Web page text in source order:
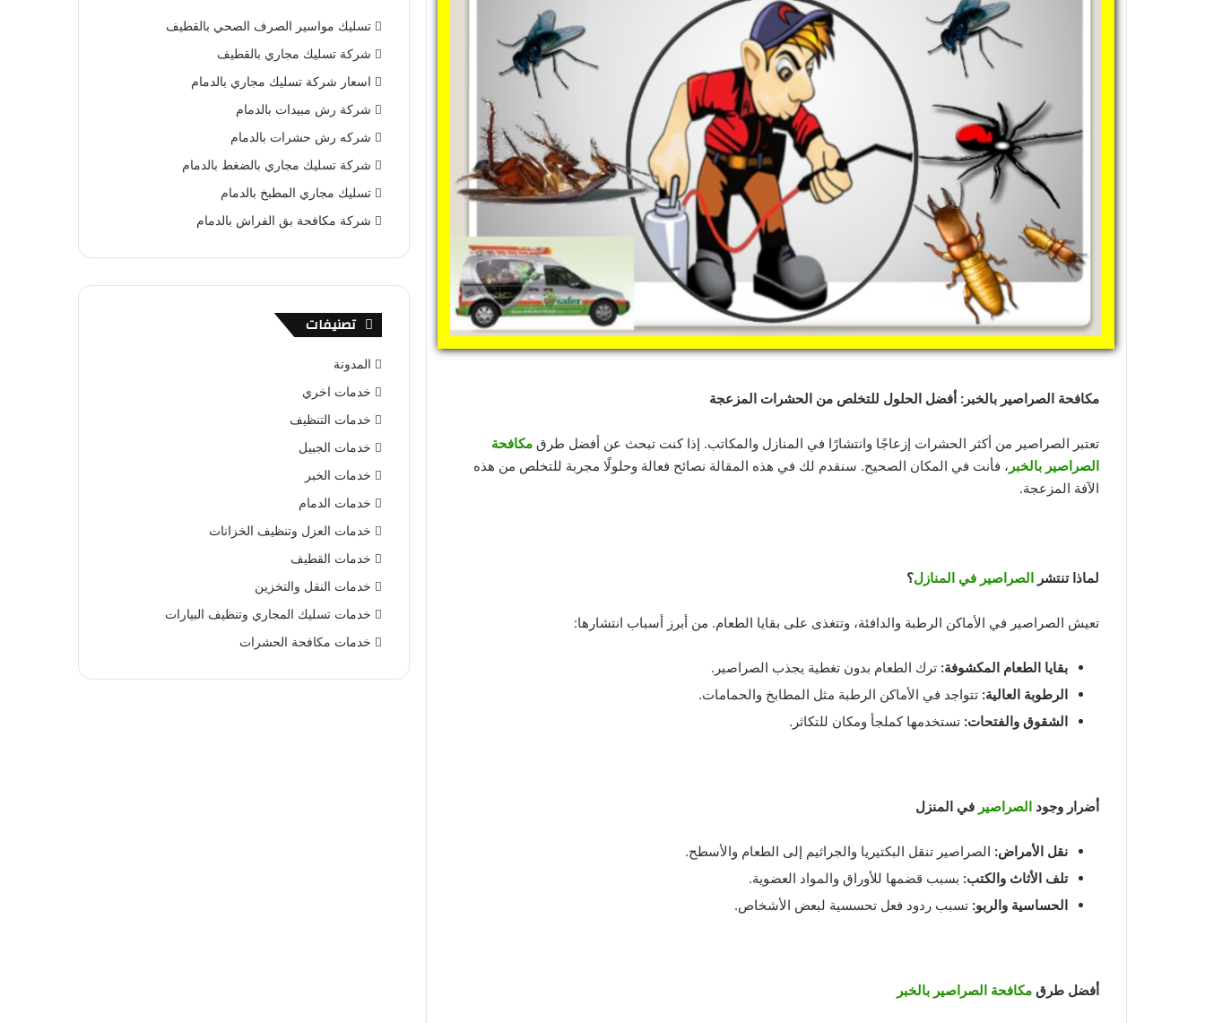
مكافحة الصراصير بالخبر: أفضل الحلول للتخلص من الحشرات المزعجة
تعتبر الصراصير من أكثر الحشرات إزعاجًا وانتشارًا في المنازل والمكاتب. إذا كنت تبحث عن أفضل طرق مكافحة
الصراصير بالخبر ، فأنت في المكان الصحيح. سنقدم لك في هذه المقالة نصائح فعالة وحلولًا مجربة للتخلص من هذه
الآفة المزعجة.
لماذا تنتشر الصراصير في المنازل؟
تعيش الصراصير في الأماكن الرطبة والدافئة، وتتغذى على بقايا الطعام. من أبرز أسباب انتشارها:
بقايا الطعام المكشوفة: ترك الطعام بدون تغطية يجذب الصراصير.
الرطوبة العالية: تتواجد في الأماكن الرطبة مثل المطابخ والحمامات.
الشقوق والفتحات: تستخدمها كملجأ ومكان للتكاثر.
أضرار وجود الصراصير في المنزل
نقل الأمراض: الصراصير تنقل البكتيريا والجراثيم إلى الطعام والأسطح.
تلف الأثاث والكتب: بسبب قضمها للأوراق والمواد العضوية.
الحساسية والربو: تسبب ردود فعل تحسسية لبعض الأشخاص.
أفضل طرق مكافحة الصراصير بالخبر
ك
ر
ي
ت
u
R
تسليك مواسير الصرف الصحي بالقطيف
شركة تسليك مجاري بالقطيف
اسعار شركة تسليك مجاري بالدمام
شركة رش مبيدات بالدمام
شركه رش حشرات بالدمام
شركة تسليك مجاري بالضغط بالدمام
تسليك مجاري المطبخ بالدمام
شركة مكافحة بق الفراش بالدمام
تصنيفات
المدونة
خدمات اخري
خدمات التنظيف
خدمات الجبيل
خدمات الخبر
خدمات الدمام
خدمات العزل وتنظيف الخزانات
خدمات القطيف
خدمات النقل والتخزين
خدمات تسليك المجاري وتنظيف البيارات
خدمات مكافحة الحشرات